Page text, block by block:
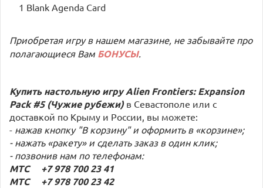
1 Blank Agenda Card
Приобретая игру в нашем магазине, не забывайте про
полагающиеся Вам БОНУСЫ.
Купить настольную игру Alien Frontiers: Expansion
Pack #5 (Чужие рубежи) в Севастополе или с
доставкой по Крыму и России, вы можете:
- нажав кнопку "В корзину" и оформить в «корзине»;
- нажать «ракету» и сделать заказ в один клик;
- позвонив нам по телефонам:
МТС +7 978 700 23 41
МТС +7 978 700 23 42